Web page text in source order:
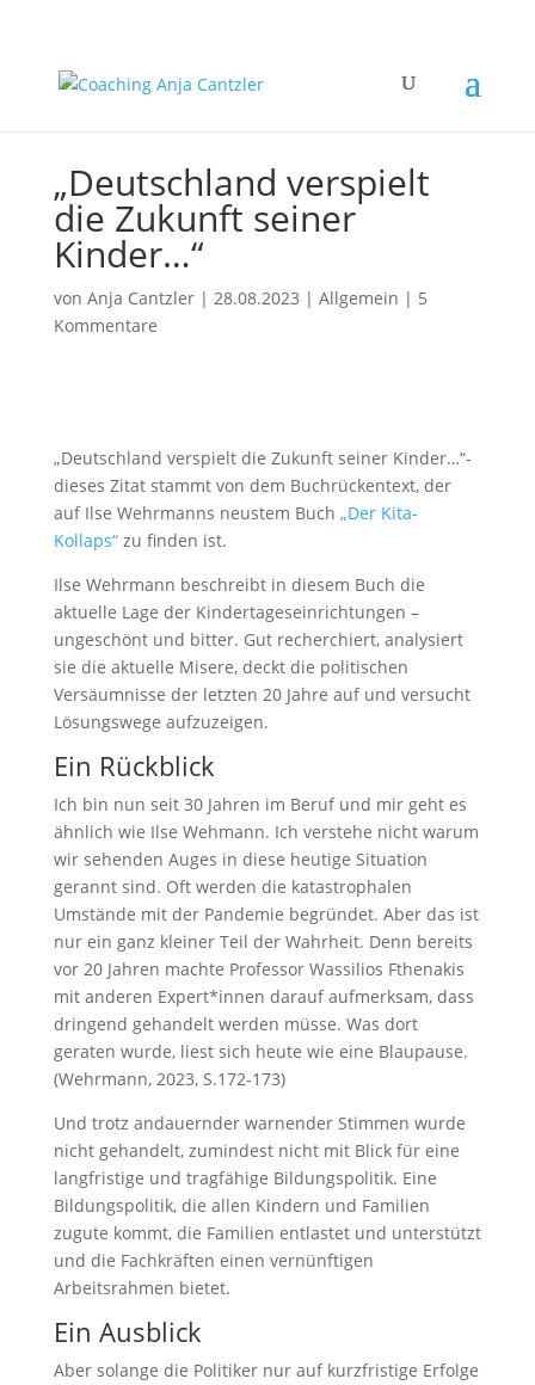
„Deutschland verspielt
die Zukunft seiner
Kinder…“
von Anja Cantzler| 28.08.2023 | Allgemein | 5
Kommentare
„Deutschland verspielt die Zukunft seiner Kinder…“-
dieses Zitat stammt von dem Buchrückentext, der
auf Ilse Wehrmanns neustem Buch „Der Kita-
Kollaps“zu finden ist.
Ilse Wehrmann beschreibt in diesem Buch die
aktuelle Lage der Kindertageseinrichtungen –
ungeschönt und bitter. Gut recherchiert, analysiert
sie die aktuelle Misere, deckt die politischen
Versäumnisse der letzten 20 Jahre auf und versucht
Lösungswege aufzuzeigen.
Ein Rückblick
Ich bin nun seit 30 Jahren im Beruf und mir geht es
ähnlich wie Ilse Wehmann. Ich verstehe nicht warum
wir sehenden Auges in diese heutige Situation
gerannt sind. Oft werden die katastrophalen
Umstände mit der Pandemie begründet. Aber das ist
nur ein ganz kleiner Teil der Wahrheit. Denn bereits
vor 20 Jahren machte Professor Wassilios Fthenakis
mit anderen Expert*innen darauf aufmerksam, dass
dringend gehandelt werden müsse. Was dort
geraten wurde, liest sich heute wie eine Blaupause.
(Wehrmann, 2023, S.172-173)
Und trotz andauernder warnender Stimmen wurde
nicht gehandelt, zumindest nicht mit Blick für eine
langfristige und tragfähige Bildungspolitik. Eine
Bildungspolitik, die allen Kindern und Familien
zugute kommt, die Familien entlastet und unterstützt
und die Fachkräften einen vernünftigen
Arbeitsrahmen bietet.
Ein Ausblick
Aber solange die Politiker nur auf kurzfristige Erfolge